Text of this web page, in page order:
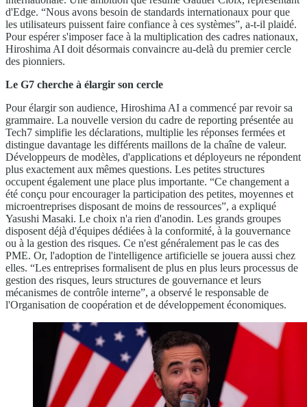
d'Edge. “Nous avons besoin de standards internationaux pour que
les utilisateurs puissent faire confiance à ces systèmes”, a-t-il plaidé.
Pour espérer s'imposer face à la multiplication des cadres nationaux,
Hiroshima AI doit désormais convaincre au-delà du premier cercle
des pionniers.
Le G7 cherche à élargir son cercle
Pour élargir son audience, Hiroshima AI a commencé par revoir sa
grammaire. La nouvelle version du cadre de reporting présentée au
Tech7 simplifie les déclarations, multiplie les réponses fermées et
distingue davantage les différents maillons de la chaîne de valeur.
Développeurs de modèles, d'applications et déployeurs ne répondent
plus exactement aux mêmes questions. Les petites structures
occupent également une place plus importante. “Ce changement a
été conçu pour encourager la participation des petites, moyennes et
microentreprises disposant de moins de ressources”, a expliqué
Yasushi Masaki. Le choix n'a rien d'anodin. Les grands groupes
disposent déjà d'équipes dédiées à la conformité, à la gouvernance
ou à la gestion des risques. Ce n'est généralement pas le cas des
PME. Or, l'adoption de l'intelligence artificielle se jouera aussi chez
elles. “Les entreprises formalisent de plus en plus leurs processus de
gestion des risques, leurs structures de gouvernance et leurs
mécanismes de contrôle interne”, a observé le responsable de
l'Organisation de coopération et de développement économiques.